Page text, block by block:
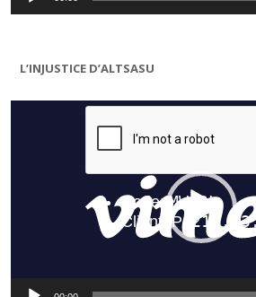
L’INJUSTICE D’ALTSASU
Lecteur